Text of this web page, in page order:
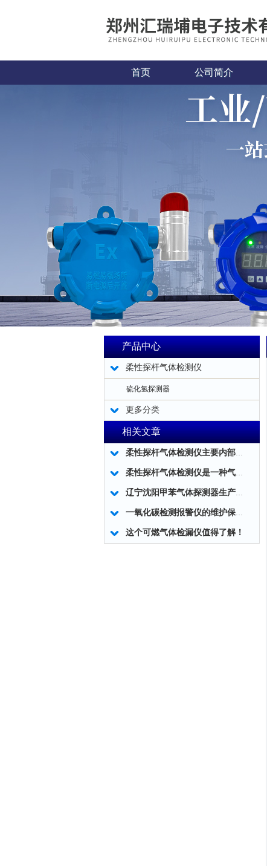
首页 公司简介
产品中心
柔性探杆气体检测仪
硫化氢探测器
更多分类
相关文章
柔性探杆气体检测仪主要内部结构简述
柔性探杆气体检测仪是一种气体泄露浓度检测的仪器仪表工具
辽宁沈阳甲苯气体探测器生产厂家
一氧化碳检测报警仪的维护保养小技巧分享
这个可燃气体检漏仪值得了解！